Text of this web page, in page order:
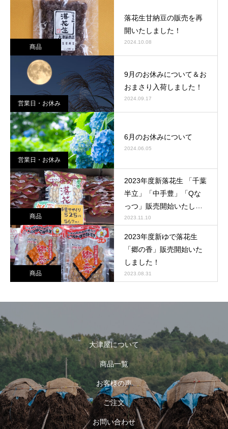
商品
落花生甘納豆の販売を再
開いたしました！
2024.10.08
営業日・お休み
9月のお休みについて＆お
おまさり入荷しました！
2024.09.17
営業日・お休み
6月のお休みについて
2024.06.05
商品
2023年度新落花生 「千葉
半立」「中手豊」「Qな
っつ」販売開始いたしま
した！
2023.11.10
商品
2023年度新ゆで落花生
「郷の香」販売開始いた
しました！
2023.08.31
大津屋について
商品一覧
お客様の声
ご注文
お問い合わせ